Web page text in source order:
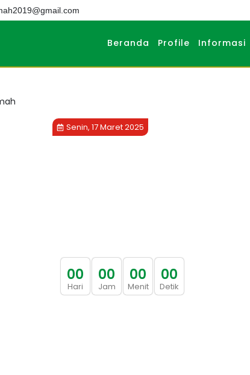
Beranda Profile Informasi
Senin, 17 Maret 2025
00
Hari
00
Jam
00
Menit
00
Detik